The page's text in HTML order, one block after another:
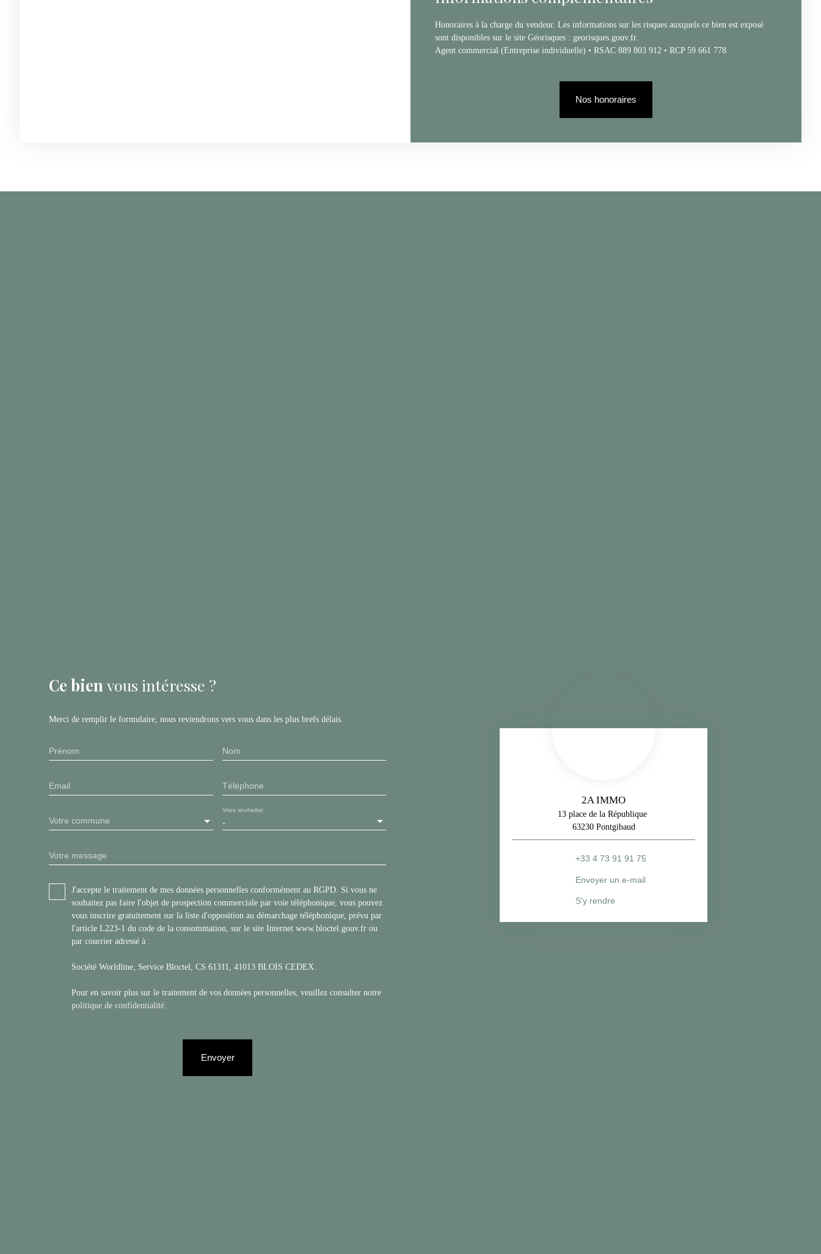
Honoraires à la charge du vendeur. Les informations sur les risques auxquels ce bien est exposé
sont disponibles sur le site Géorisques : georisques.gouv.fr.
Agent commercial (Entreprise individuelle) • RSAC 889 803 912 • RCP 59 661 778
Nos honoraires
Ce bien vous intéresse ?
Merci de remplir le formulaire, nous reviendrons vers vous dans les plus brefs délais.
Prénom Nom
Email Téléphone
Votre commune -
Vous souhaitez
Votre message
J'accepte le traitement de mes données personnelles conformément au RGPD. Si vous ne
souhaitez pas faire l'objet de prospection commerciale par voie téléphonique, vous pouvez
vous inscrire gratuitement sur la liste d'opposition au démarchage téléphonique, prévu par
l'article L223-1 du code de la consommation, sur le site Internet www.bloctel.gouv.fr ou
par courrier adressé à :
Société Worldline, Service Bloctel, CS 61311, 41013 BLOIS CEDEX.
Pour en savoir plus sur le traitement de vos données personnelles, veuillez consulter notre
politique de confidentialité.
Envoyer
2A IMMO
13 place de la République
63230 Pontgibaud
+33 4 73 91 91 75
Envoyer un e-mail
S'y rendre